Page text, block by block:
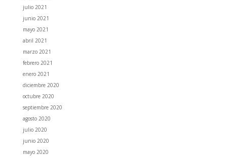
julio 2021
junio 2021
mayo 2021
abril 2021
marzo 2021
febrero 2021
enero 2021
diciembre 2020
octubre 2020
septiembre 2020
agosto 2020
julio 2020
junio 2020
mayo 2020